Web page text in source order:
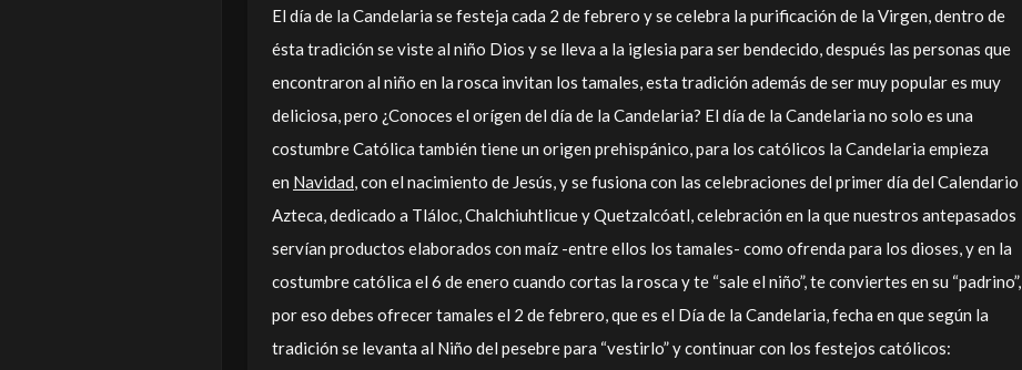
El día de la Candelaria se festeja cada 2 de febrero y se celebra la purificación de la Virgen, dentro de
ésta tradición se viste al niño Dios y se lleva a la iglesia para ser bendecido, después las personas que
encontraron al niño en la rosca invitan los tamales, esta tradición además de ser muy popular es muy
deliciosa, pero ¿Conoces el orígen del día de la Candelaria? El día de la Candelaria no solo es una
costumbre Católica también tiene un origen prehispánico, para los católicos la Candelaria empieza
en Navidad, con el nacimiento de Jesús, y se fusiona con las celebraciones del primer día del Calendario
Azteca, dedicado a Tláloc, Chalchiuhtlicue y Quetzalcóatl, celebración en la que nuestros antepasados
servían productos elaborados con maíz -entre ellos los tamales- como ofrenda para los dioses, y en la
costumbre católica el 6 de enero cuando cortas la rosca y te “sale el niño”, te conviertes en su “padrino”,
por eso debes ofrecer tamales el 2 de febrero, que es el Día de la Candelaria, fecha en que según la
tradición se levanta al Niño del pesebre para “vestirlo” y continuar con los festejos católicos: